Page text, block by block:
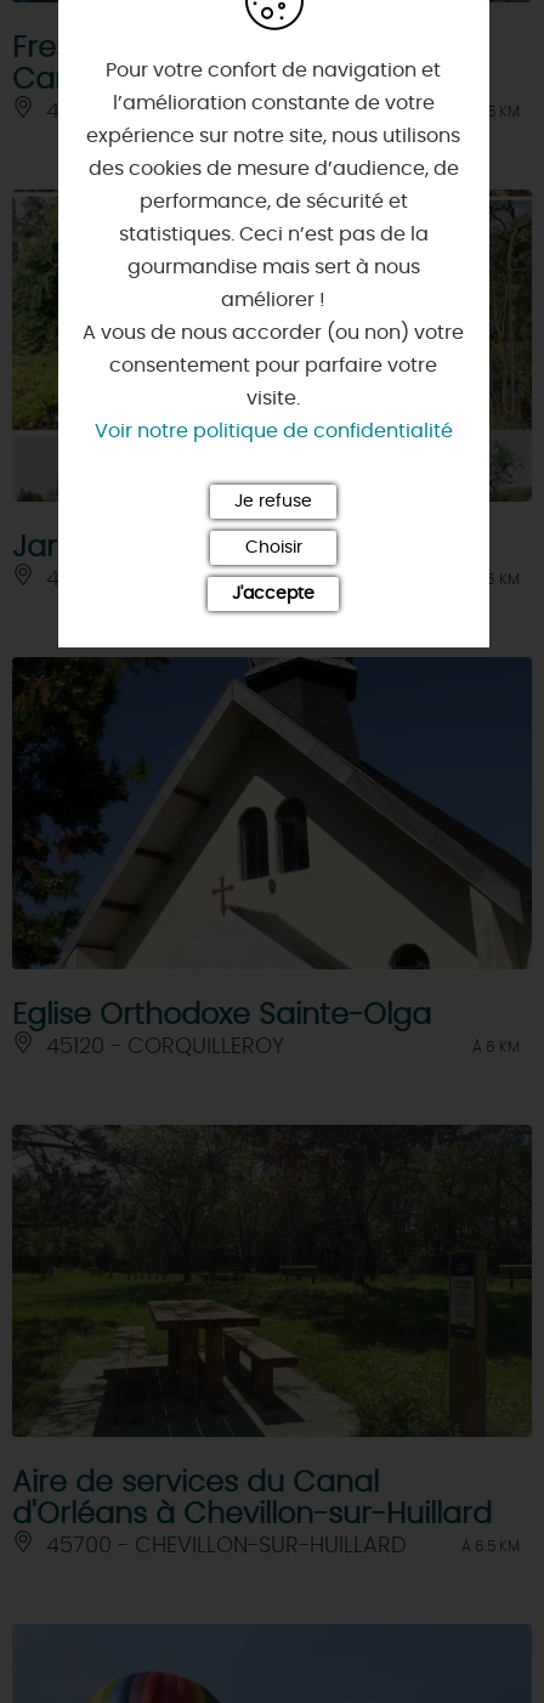
Fresque d'Anna Conda sur le
Canal d'Orléans
45700 - SAINT-MAURICE-SUR-FESSARD À 5 KM
Jardin d'artiste
45490 - TREILLES-EN-GATINAIS À 6 KM
Eglise Orthodoxe Sainte-Olga
45120 - CORQUILLEROY À 6 KM
Aire de services du Canal
d'Orléans à Chevillon-sur-Huillard
45700 - CHEVILLON-SUR-HUILLARD À 6.5 KM
Pour votre confort de navigation et
l’amélioration constante de votre
expérience sur notre site, nous utilisons
des cookies de mesure d’audience, de
performance, de sécurité et
statistiques. Ceci n’est pas de la
gourmandise mais sert à nous
améliorer !
A vous de nous accorder (ou non) votre
consentement pour parfaire votre
visite.
Voir notre politique de confidentialité
Je refuse
Choisir
J'accepte